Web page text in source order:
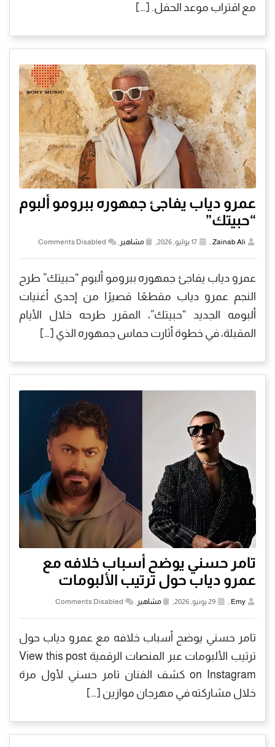
مع اقتراب موعد الحفل. […]
عمرو دياب يفاجئ جمهوره ببرومو ألبوم
“حبيتك”
Zainab Ali
, مشاهير ,
Comments Disabled
عمرو دياب يفاجئ جمهوره ببرومو ألبوم “حبيتك” طرح
النجم عمرو دياب مقطعًا قصيرًا من إحدى أغنيات
ألبومه الجديد “حبيتك”، المقرر طرحه خلال الأيام
المقبلة، في خطوة أثارت حماس جمهوره الذي […]
تامر حسني يوضح أسباب خلافه مع
عمرو دياب حول ترتيب الألبومات
Emy
, مشاهير ,
Comments Disabled
تامر حسني يوضح أسباب خلافه مع عمرو دياب حول
ترتيب الألبومات عبر المنصات الرقمية View this post
on Instagram كشف الفنان تامر حسني لأول مرة
خلال مشاركته في مهرجان موازين […]